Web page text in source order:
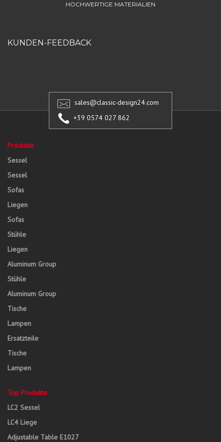
HOCHWERTIGE MATERIALIEN
KUNDEN-FEEDBACK
sales@classic-design24.com
+39 0574 027 862
Produkte
Sessel
Sessel
Sofas
Liegen
Sofas
Stühle
Liegen
Aluminum Group
Stühle
Aluminum Group
Tische
Lampen
Ersatzteile
Tische
Lampen
Top Produkte
LC2 Sessel
LC4 Liege
Adjustable Table E1027